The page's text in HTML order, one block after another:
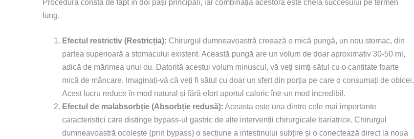
Procedura constă de fapt în doi pași principali, iar combinația acestora este cheia succesului pe termen
lung.
Efectul restrictiv (Restricția): Chirurgul dumneavoastră creează o mică pungă, un nou stomac, din
partea superioară a stomacului existent. Această pungă are un volum de doar aproximativ 30-50 ml,
adică de mărimea unui ou. Datorită acestui volum minuscul, vă veți simți sătul cu o cantitate foarte
mică de mâncare. Imaginați-vă că veți fi sătul cu doar un sfert din porția pe care o consumați de obicei.
Acest lucru reduce în mod natural și fără efort aportul caloric într-un mod incredibil.
Efectul de malabsorbție (Absorbție redusă): Aceasta este una dintre cele mai importante
caracteristici care distinge bypass-ul gastric de alte intervenții chirurgicale bariatrice. Chirurgul
dumneavoastră ocolește (prin bypass) o secțiune a intestinului subțire și o conectează direct la noua